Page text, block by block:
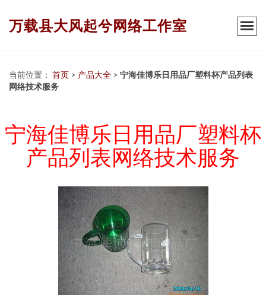
万载县大风起兮网络工作室
当前位置： 首页 > 产品大全 > 宁海佳博乐日用品厂塑料杯产品列表
网络技术服务
宁海佳博乐日用品厂塑料杯
产品列表网络技术服务